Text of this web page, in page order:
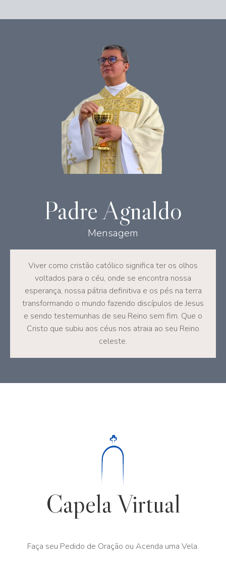
Padre Agnaldo
Mensagem
Viver como cristão católico significa ter os olhos
voltados para o céu, onde se encontra nossa
esperança, nossa pátria definitiva e os pés na terra
transformando o mundo fazendo discípulos de Jesus
e sendo testemunhas de seu Reino sem fim. Que o
Cristo que subiu aos céus nos atraia ao seu Reino
celeste.
Capela Virtual
Faça seu Pedido de Oração ou Acenda uma Vela.